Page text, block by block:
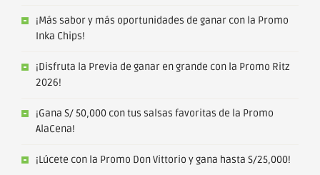
¡Más sabor y más oportunidades de ganar con la Promo
Inka Chips!
¡Disfruta la Previa de ganar en grande con la Promo Ritz
2026!
¡Gana S/ 50,000 con tus salsas favoritas de la Promo
AlaCena!
¡Lúcete con la Promo Don Vittorio y gana hasta S/25,000!